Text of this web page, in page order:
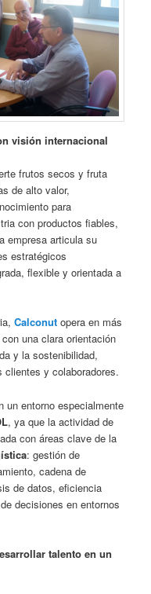
visión internacional
frutos secos y fruta
de alto valor,
para
con productos fiables,
empresa articula su
estratégicos
flexible y orientada a
Calconut opera en más
una clara orientación
y la sostenibilidad,
clientes y colaboradores.
un entorno especialmente
, ya que la actividad de
con áreas clave de la
: gestión de
cadena de
de datos, eficiencia
decisiones en entornos
talento en un